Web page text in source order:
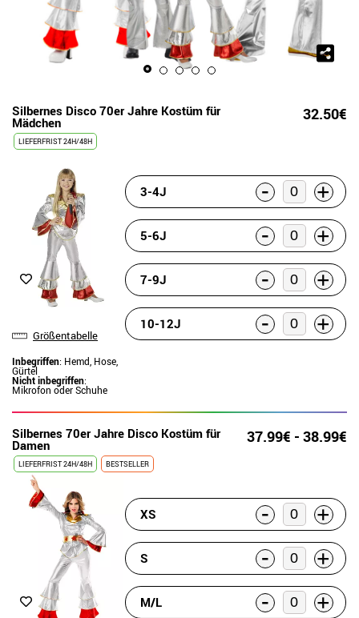
Silbernes Disco 70er Jahre Kostüm für
Mädchen 32.50€
LIEFERFRIST 24H/48H
Größentabelle
Inbegriffen: Hemd, Hose,
Gürtel
Nicht inbegriffen:
Mikrofon oder Schuhe
3-4J - +
5-6J - +
7-9J - +
10-12J - +
Silbernes 70er Jahre Disco Kostüm für
Damen 37.99€ - 38.99€
LIEFERFRIST 24H/48H BESTSELLER
XS - +
S - +
M/L - +